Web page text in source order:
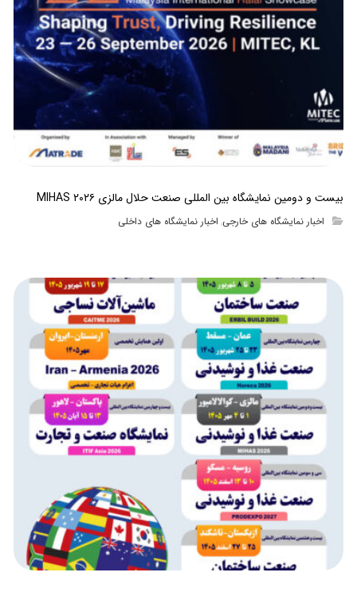
بیست و دومین نمایشگاه بین المللی صنعت حلال مالزی MIHAS ۲۰۲۶
اخبار نمایشگاه های خارجی, اخبار نمایشگاه های داخلی